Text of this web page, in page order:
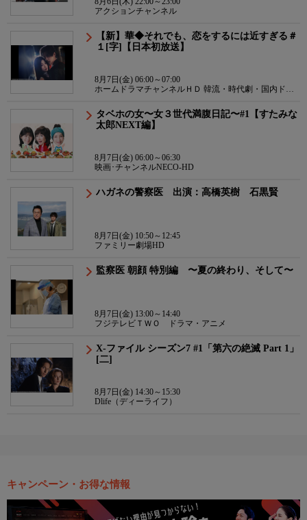
アクションチャンネル
【新】華◆それでも、恋をするには近すぎる＃
１[字]【日本初放送】
8月7日(金) 06:00～07:00
ホームドラマチャンネルＨＤ 韓流・時代劇・国内ドラ
タベホの女〜女３世代満腹日記〜#1【すたみな
太郎NEXT編】
8月7日(金) 06:00～06:30
映画･チャンネルNECO-HD
ハガネの警察医 出演：高橋英樹 石黒賢
8月7日(金) 10:50～12:45
ファミリー劇場HD
監察医 朝顔 特別編 〜夏の終わり、そして〜
8月7日(金) 13:00～14:40
フジテレビＴＷＯ ドラマ・アニメ
X-ファイル シーズン7 #1「第六の絶滅 Part 1」
[二]
8月7日(金) 14:30～15:30
Dlife（ディーライフ）
キャンペーン・お得な情報